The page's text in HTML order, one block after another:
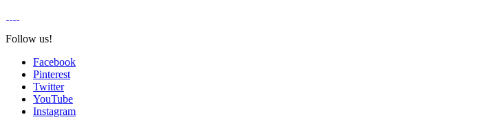
Follow us!
Facebook
Pinterest
Twitter
YouTube
Instagram